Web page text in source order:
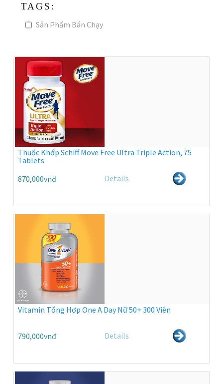
TAGS:
Sản Phẩm Bán Chạy
Thuốc Khớp Schiff Move Free Ultra Triple Action, 75
Tablets
870,000vnđ
Details
Vitamin Tổng Hợp One A Day Nữ 50+ 300 Viên
790,000vnđ Details